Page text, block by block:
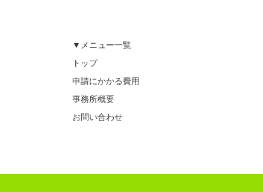
▼メニュー一覧
トップ
申請にかかる費用
事務所概要
お問い合わせ